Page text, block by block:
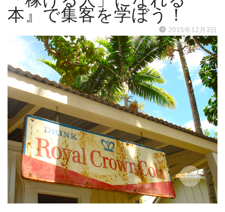
本』で集客を学ぼう！
2015年12月3日